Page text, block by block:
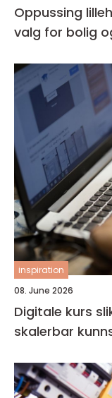
Oppussing
valg for bolig
inspiration
08. June 2026
Digitale kurs slik bygger du en lønnsom og
skalerbar